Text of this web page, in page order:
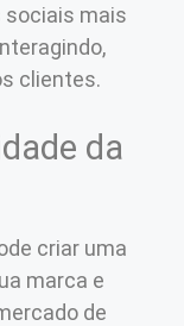
sociais mais
clientes.
da
criar uma
marca e
de